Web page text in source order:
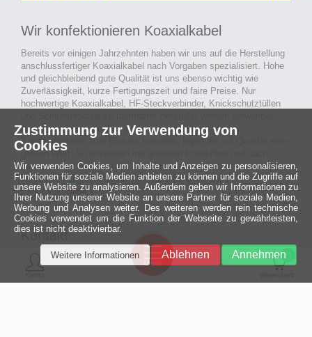
Wir konfektionieren Koaxialkabel
Bereits vor einigen Jahrzehnten haben wir uns auf die Herstellung
anschlussfertiger Koaxialkabel nach Vorgaben spezialisiert. Hohe
und gleichbleibend gute Qualität ist uns ebenso wichtig wie
Zuverlässigkeit, kurze Fertigungszeit und faire Preise. Nur
hochwertige Koaxialkabel, HF-Steckverbinder, Knickschutztüllen
Auch an Werkzeuge und Maschinen, die in unserer
Kabelkonfektion zum Einsatz kommen, legen wir auf Qualität sehr
großen Wert. So entstehen mit unserem Know-How und nach
passieren der Endkontrolle langlebige und qualitativ hochwertige
konfektionierte Koaxialkabel für viele Bereiche der
Elektronik.mehr ›
Kontakt
MCE Mauritz Electronics
0
Menü
Ein halbes
Jahrhundert
technologische
Zustimmung zur Verwendung von
Cookies
Wir verwenden Cookies, um Inhalte und Anzeigen zu personalisieren,
Funktionen für soziale Medien anbieten zu können und die Zugriffe auf
unsere Website zu analysieren. Außerdem geben wir Informationen zu
Ihrer Nutzung unserer Website an unsere Partner für soziale Medien,
Werbung und Analysen weiter. Des weiteren werden rein technische
Cookies verwendet um die Funktion der Webseite zu gewährleisten,
dies ist nicht deaktivierbar.
Annehmen
Ablehnen
Weitere Informationen